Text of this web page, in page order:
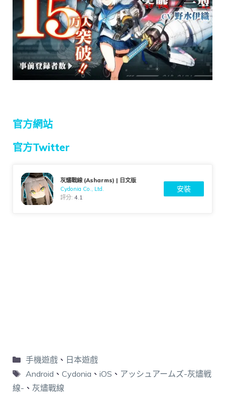
官方網站
官方Twitter
灰燼戰線 (Asharms) | 日文版
Cydonia Co., Ltd.
評分:4.1
安裝
手機遊戲、 日本遊戲
Android 、 Cydonia 、 iOS 、 アッシュアームズ-灰燼戦
線- 、 灰燼戰線